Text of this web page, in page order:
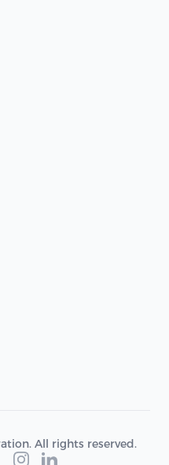
All rights reserved.